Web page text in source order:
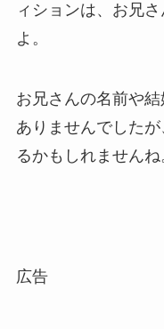
ィションは、お兄
よ。
お兄さんの名前や
ありませんでした
るかもしれませんね
広告